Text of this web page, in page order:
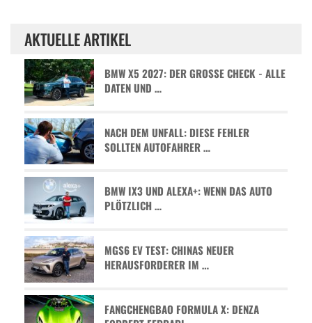
AKTUELLE ARTIKEL
BMW X5 2027: DER GROSSE CHECK - ALLE D
ATEN UND …
NACH DEM UNFALL: DIESE FEHLER
SOLLTEN AUTOFAHRER …
BMW IX3 UND ALEXA+: WENN DAS AUTO
PLÖTZLICH …
MGS6 EV TEST: CHINAS NEUER
HERAUSFORDERER IM …
FANGCHENGBAO FORMULA X: DENZA